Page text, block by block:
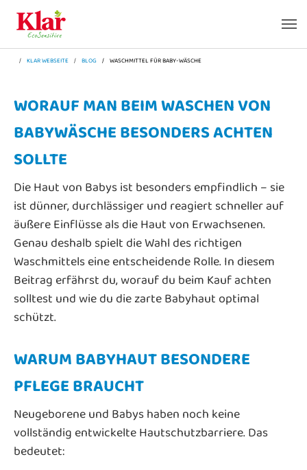
Zum Hauptinhalt springen
Skip to page footer
SIE SIND HIER:
KLAR WEBSEITE BLOG WASCHMITTEL FÜR BABY-WÄSCHE
WORAUF MAN BEIM WASCHEN VON
BABYWÄSCHE BESONDERS ACHTEN
SOLLTE
Die Haut von Babys ist besonders empfindlich – sie
ist dünner, durchlässiger und reagiert schneller auf
äußere Einflüsse als die Haut von Erwachsenen.
Genau deshalb spielt die Wahl des richtigen
Waschmittels eine entscheidende Rolle. In diesem
Beitrag erfährst du, worauf du beim Kauf achten
solltest und wie du die zarte Babyhaut optimal
schützt.
WARUM BABYHAUT BESONDERE
PFLEGE BRAUCHT
Neugeborene und Babys haben noch keine
vollständig entwickelte Hautschutzbarriere. Das
bedeutet: